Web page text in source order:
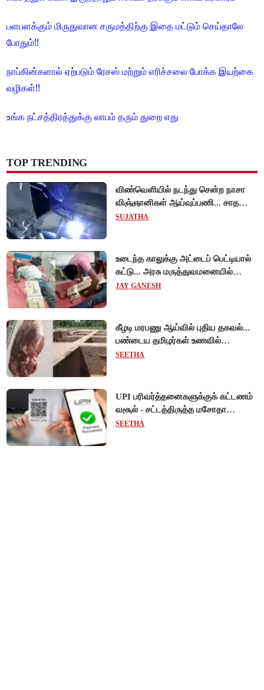
பளபளக்கும் மிருதுவான சருமத்திற்கு இதை மட்டும் செய்தாலே
போதும்!!
நாப்கின்களால் ஏற்படும் ரேசஸ் மற்றும் எரிச்சலை போக்க இயற்கை
வழிகள்!!
உங்க நட்சத்திரத்துக்கு லாபம் தரும் துறை எது
TOP TRENDING
விண்வெளியில் நடந்து சென்ற நாசா
விஞ்ஞானிகள் ஆய்வுப்பணி... சாதனை
!
SUJATHA
உடைந்த காலுக்கு அட்டைப் பெட்டியால்
கட்டு... அரசு மருத்துவமனையில்
விநோத சிகிச்சை... அதிர்ச்சி வீடியோ!
JAY GANESH
கீழடி மரபணு ஆய்வில் புதிய தகவல்...
பண்டைய தமிழர்கள் உணவில்
அதிகளவு இறைச்சி பயன்பாடு!
SEETHA
UPI பரிவர்த்தனைகளுக்குக் கட்டணம்
வசூல் - சட்டத்திருத்த மசோதா
நிறைவேற்றம்!
SEETHA